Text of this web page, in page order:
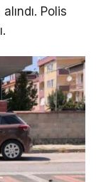
Polis